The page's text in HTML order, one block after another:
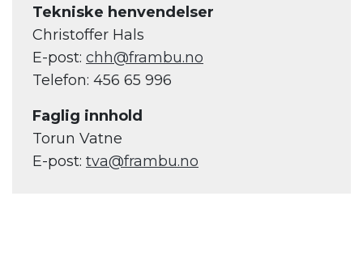
Tekniske henvendelser
Christoffer Hals
E-post: chh@frambu.no
Telefon: 456 65 996
Faglig innhold
Torun Vatne
E-post: tva@frambu.no